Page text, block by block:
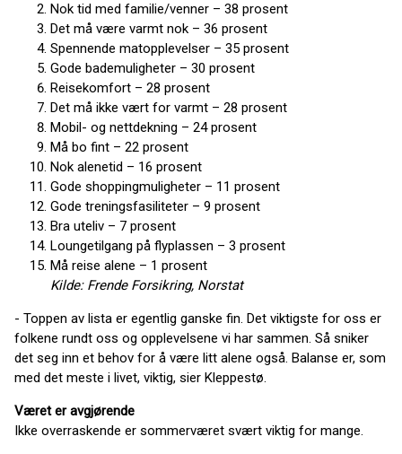
Nok tid med familie/venner – 38 prosent
Det må være varmt nok – 36 prosent
Spennende matopplevelser – 35 prosent
Gode bademuligheter – 30 prosent
Reisekomfort – 28 prosent
Det må ikke vært for varmt – 28 prosent
Mobil- og nettdekning – 24 prosent
Må bo fint – 22 prosent
Nok alenetid – 16 prosent
Gode shoppingmuligheter – 11 prosent
Gode treningsfasiliteter – 9 prosent
Bra uteliv – 7 prosent
Loungetilgang på flyplassen – 3 prosent
Må reise alene – 1 prosent
Kilde: Frende Forsikring, Norstat
- Toppen av lista er egentlig ganske fin. Det viktigste for oss er
folkene rundt oss og opplevelsene vi har sammen. Så sniker
det seg inn et behov for å være litt alene også. Balanse er, som
med det meste i livet, viktig, sier Kleppestø.
Været er avgjørende
Ikke overraskende er sommerværet svært viktig for mange.